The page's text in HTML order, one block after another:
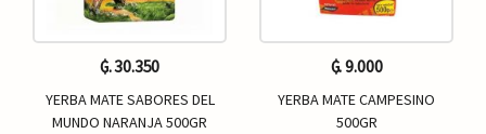
₲. 30.350
YERBA MATE SABORES DEL
MUNDO NARANJA 500GR
₲. 9.000
YERBA MATE CAMPESINO
500GR